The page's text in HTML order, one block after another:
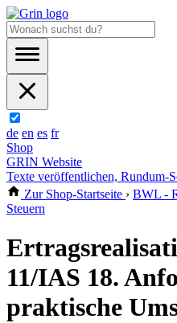
de en es fr
Shop
GRIN Website
Texte veröffentlichen, Rundum-
Zur Shop-Startseite › BWL -
Steuern
11/IAS 18.
praktische